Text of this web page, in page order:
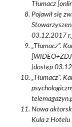
Tłumacz
Pojawił się
03.12.2017
„Tłumacz”.
[dostęp
„Tłumacz”.
Nowa
Kula z Hotelu